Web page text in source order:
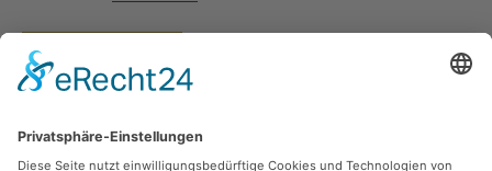
Vertrag widerrufen
Zahlungsarten